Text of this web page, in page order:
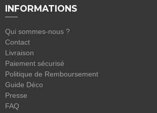
INFORMATIONS
Qui sommes-nous ?
Contact
Livraison
Paiement sécurisé
Politique de Remboursement
Guide Déco
Presse
FAQ